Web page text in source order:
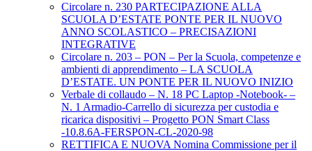
Circolare n. 230 PARTECIPAZIONE ALLA
SCUOLA D’ESTATE PONTE PER IL NUOVO
ANNO SCOLASTICO – PRECISAZIONI
INTEGRATIVE
Circolare n. 203 – PON – Per la Scuola, competenze e
ambienti di apprendimento – LA SCUOLA
D’ESTATE. UN PONTE PER IL NUOVO INIZIO
Verbale di collaudo – N. 18 PC Laptop -Notebook- –
N. 1 Armadio-Carrello di sicurezza per custodia e
ricarica dispositivi – Progetto PON Smart Class
-10.8.6A-FERSPON-CL-2020-98
RETTIFICA E NUOVA Nomina Commissione per il